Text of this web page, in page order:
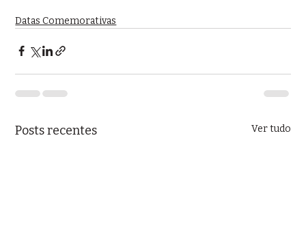
Datas Comemorativas
Posts recentes Ver tudo